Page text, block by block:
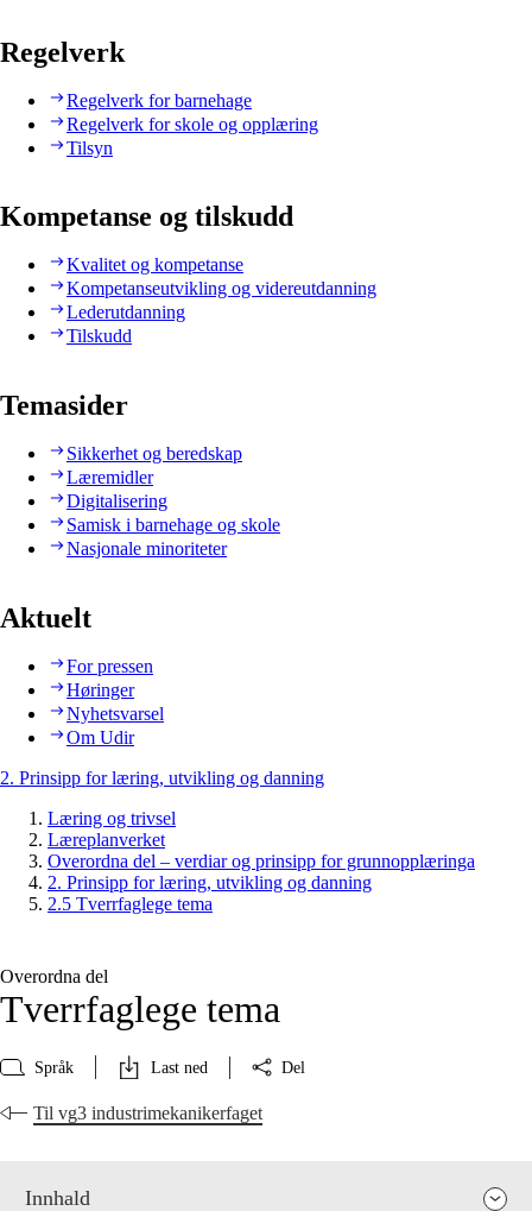
Regelverk
Regelverk for barnehage
Regelverk for skole og opplæring
Tilsyn
Kompetanse og tilskudd
Kvalitet og kompetanse
Kompetanseutvikling og videreutdanning
Lederutdanning
Tilskudd
Temasider
Sikkerhet og beredskap
Læremidler
Digitalisering
Samisk i barnehage og skole
Nasjonale minoriteter
Aktuelt
For pressen
Høringer
Nyhetsvarsel
Om Udir
2. Prinsipp for læring, utvikling og danning
Læring og trivsel
Læreplanverket
Overordna del – verdiar og prinsipp for grunnopplæringa
2. Prinsipp for læring, utvikling og danning
2.5 Tverrfaglege tema
Overordna del
Tverrfaglege tema
Språk Last ned Del
Til vg3 industrimekanikerfaget
Innhald